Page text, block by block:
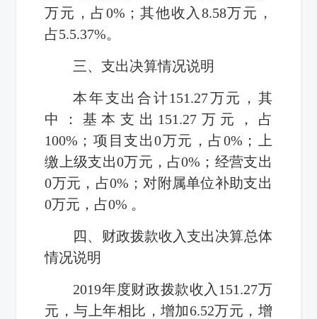
万元，占0% ；其他收入 8.58万元，
占5.5.37%。
三、支出决算情况说明
本年支出合计151.27万元，其
中：基本支出 151.27 万元，占
100% ；项目支出0万元，占0% ；上
缴上级支出0万元，占0% ；经营支出
0万元，占0% ；对附属单位补助支出
0万元，占0% 。
四、财政拨款收入支出决算总体
情况说明
2019年度财政拨款收入 151.27万
元，与上年相比，增加6.52万元，增